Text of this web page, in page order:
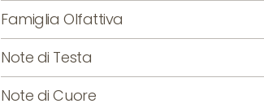
Famiglia Olfattiva
Note di Testa
Note di Cuore